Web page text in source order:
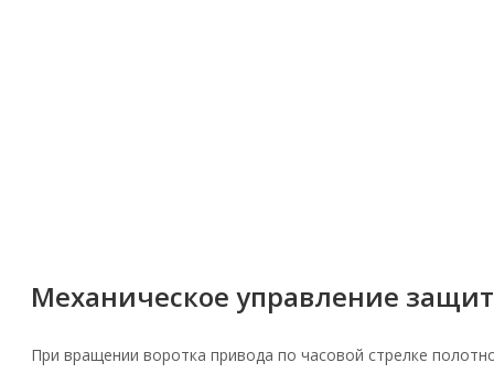
Механическое управление
При вращении воротка привода по часовой стрелке